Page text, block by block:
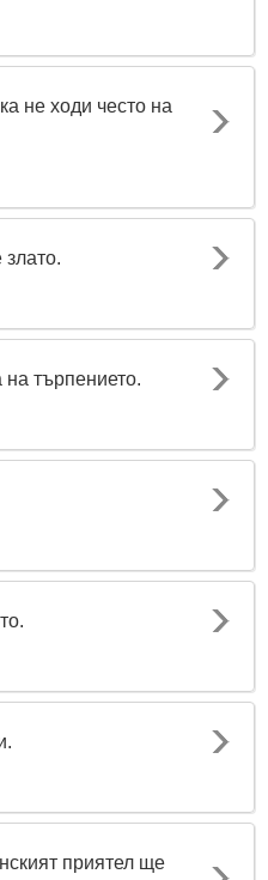
не ходи често на
злато.
на търпението.
приятел ще